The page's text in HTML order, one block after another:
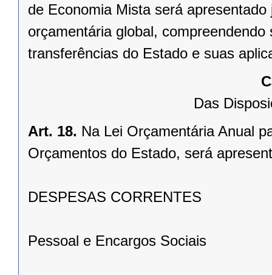
de Economia Mista será
orçamentária global,
transferências do Estado e suas
Das
Art. 18. Na Lei Orçamentária Anual
Orçamentos do Estado, será
DESPESAS CORRENTES
Pessoal e Encargos Sociais